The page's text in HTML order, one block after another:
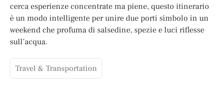
cerca esperienze concentrate ma piene, questo itinerario
è un modo intelligente per unire due porti simbolo in un
weekend che profuma di salsedine, spezie e luci riflesse
sull’acqua.
Travel & Transportation